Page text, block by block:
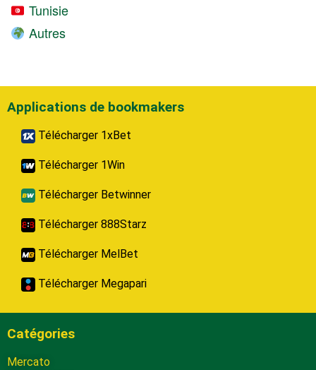
Tunisie
Autres
Applications de bookmakers
Télécharger 1xBet
Télécharger 1Win
Télécharger Betwinner
Télécharger 888Starz
Télécharger MelBet
Télécharger Megapari
Catégories
Mercato